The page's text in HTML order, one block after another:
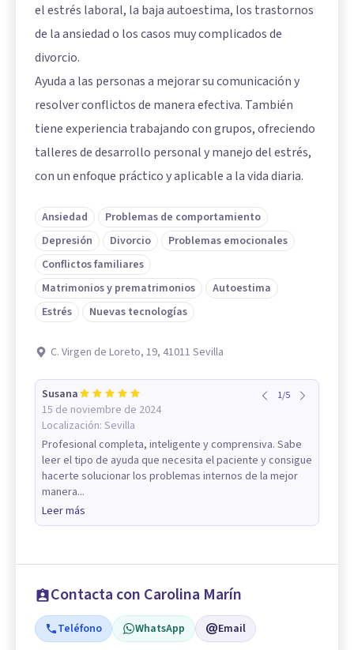
el estrés laboral, la baja autoestima, los trastornos
de la ansiedad o los casos muy complicados de
divorcio.
Ayuda a las personas a mejorar su comunicación y
resolver conflictos de manera efectiva. También
tiene experiencia trabajando con grupos, ofreciendo
talleres de desarrollo personal y manejo del estrés,
con un enfoque práctico y aplicable a la vida diaria.
Ansiedad
Problemas de comportamiento
Depresión
Divorcio
Problemas emocionales
Conflictos familiares
Matrimonios y prematrimonios
Autoestima
Estrés
Nuevas tecnologías
C. Virgen de Loreto, 19, 41011 Sevilla
Susana
15 de noviembre de 2024
Localización: Sevilla
1/5
Profesional completa, inteligente y comprensiva. Sabe
leer el tipo de ayuda que necesita el paciente y consigue
hacerte solucionar los problemas internos de la mejor
manera...
Leer más
Contacta con Carolina Marín
Teléfono WhatsApp Email